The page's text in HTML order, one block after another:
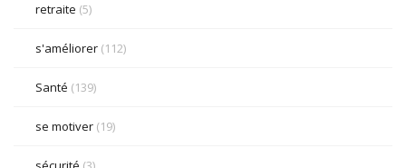
retraite (5)
s'améliorer (112)
Santé (139)
se motiver (19)